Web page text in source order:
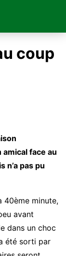
coup
face au
n’a pas pu
40ème minute,
avant
dans un choc
été sorti par